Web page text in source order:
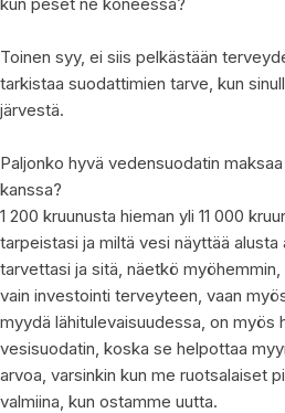
Toinen syy, ei siis pelkästään
tarkistaa suodattimien tarve, kun
järvestä.
Paljonko hyvä vedensuodatin
kanssa?
1 200 kruunusta hieman yli 11 000
tarpeistasi ja miltä vesi näyttää alusta
tarvettasi ja sitä, näetkö
vain investointi terveyteen, vaan
myydä lähitulevaisuudessa, on myös
vesisuodatin, koska se helpottaa
arvoa, varsinkin kun me ruotsalaiset
valmiina, kun ostamme uutta.